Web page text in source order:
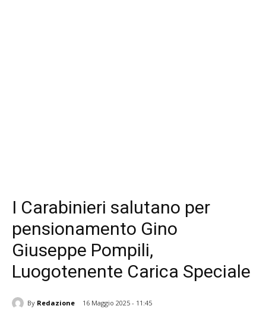
I Carabinieri salutano per
pensionamento Gino
Giuseppe Pompili,
Luogotenente Carica Speciale
By Redazione 16 Maggio 2025 - 11:45